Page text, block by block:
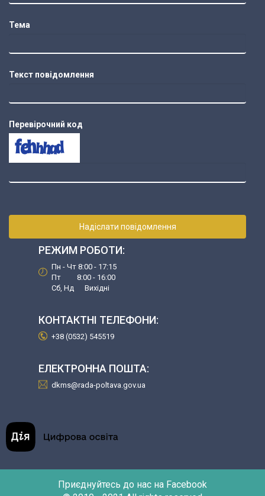
Тема
Текст повідомлення
Перевірочний код
Надіслати повідомлення
РЕЖИМ РОБОТИ:
Пн - Чт 8:00 - 17:15
Пт 8:00 - 16:00
Сб, Нд Вихідні
КОНТАКТНІ ТЕЛЕФОНИ:
+38 (0532) 545519
ЕЛЕКТРОННА ПОШТА:
dkms@rada-poltava.gov.ua
Приєднуйтесь до нас на Facebook